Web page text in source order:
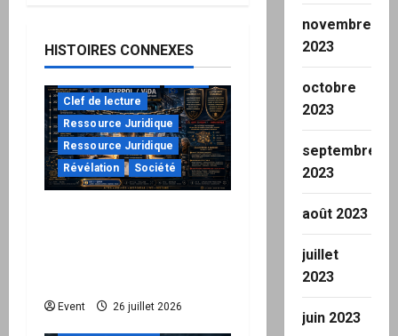
i
o
n
d
t
HISTOIRES CONNEXES
Clef de lecture
Ressource Juridique
Ressource Juridique
Révélation
Société
Event 26 juillet 2026
"URGENT"
novembre
2023
octobre
2023
septembre
2023
août 2023
juillet
2023
juin 2023